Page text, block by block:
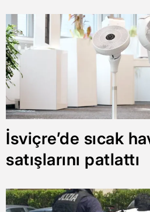
İsviçre’de sıcak
satışlarını patlattı